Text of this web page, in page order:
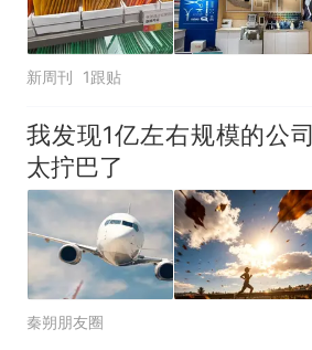
新周刊 1跟贴
我发现1亿左右规模的公
太拧巴了
秦朔朋友圈